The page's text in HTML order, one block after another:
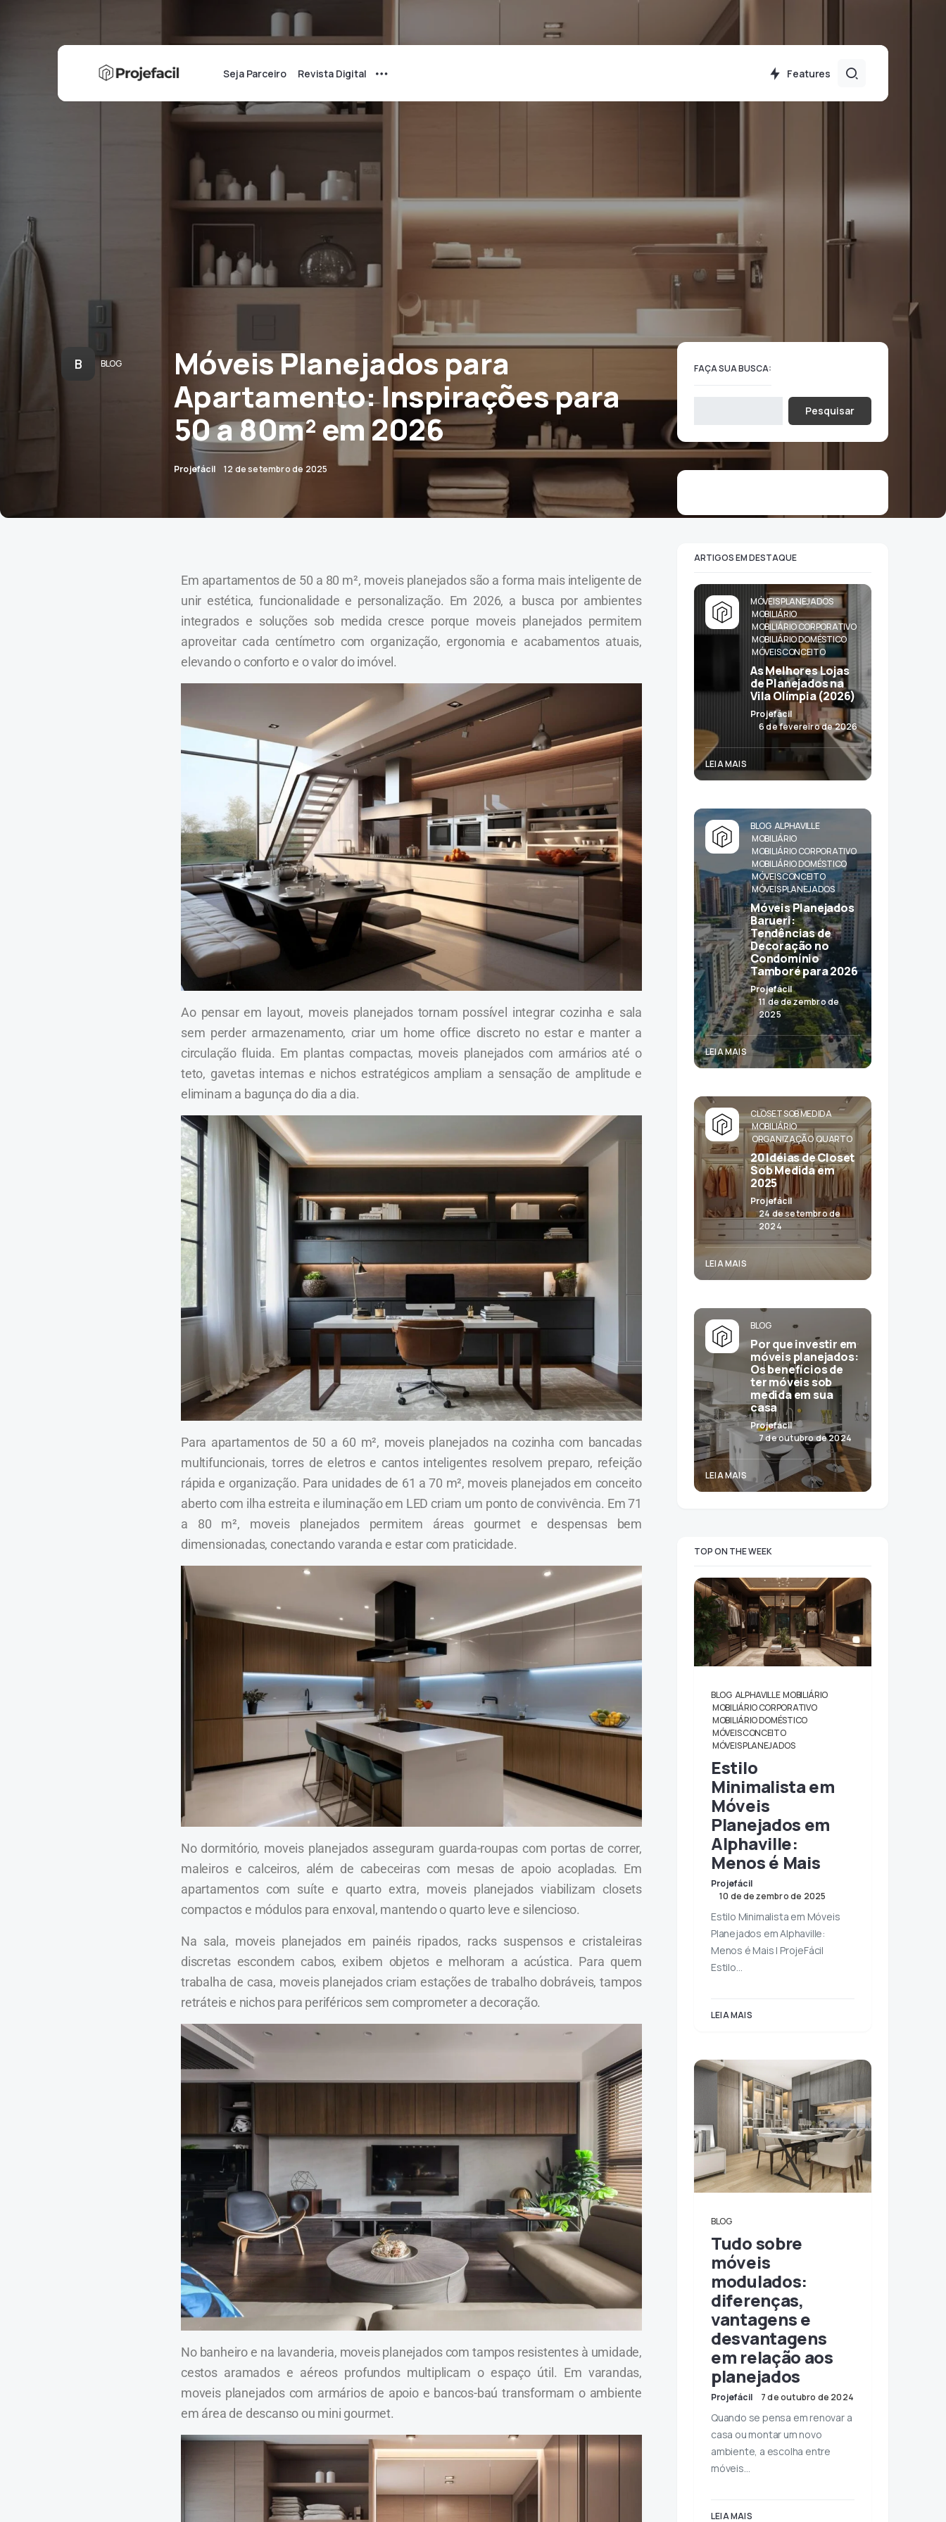
Seja Parceiro Revista Digital Features
B BLOG
Móveis Planejados para
Apartamento: Inspirações para
50 a 80m² em 2026
Projefácil 12 de setembro de 2025
Em apartamentos de 50 a 80 m², moveis planejados são a forma mais inteligente de
unir estética, funcionalidade e personalização. Em 2026, a busca por ambientes
integrados e soluções sob medida cresce porque moveis planejados permitem
aproveitar cada centímetro com organização, ergonomia e acabamentos atuais,
elevando o conforto e o valor do imóvel.
Ao pensar em layout, moveis planejados tornam possível integrar cozinha e sala
sem perder armazenamento, criar um home office discreto no estar e manter a
circulação fluida. Em plantas compactas, moveis planejados com armários até o
teto, gavetas internas e nichos estratégicos ampliam a sensação de amplitude e
eliminam a bagunça do dia a dia.
Para apartamentos de 50 a 60 m², moveis planejados na cozinha com bancadas
multifuncionais, torres de eletros e cantos inteligentes resolvem preparo, refeição
rápida e organização. Para unidades de 61 a 70 m², moveis planejados em conceito
aberto com ilha estreita e iluminação em LED criam um ponto de convivência. Em 71
a 80 m², moveis planejados permitem áreas gourmet e despensas bem
dimensionadas, conectando varanda e estar com praticidade.
No dormitório, moveis planejados asseguram guarda-roupas com portas de correr,
maleiros e calceiros, além de cabeceiras com mesas de apoio acopladas. Em
apartamentos com suíte e quarto extra, moveis planejados viabilizam closets
compactos e módulos para enxoval, mantendo o quarto leve e silencioso.
Na sala, moveis planejados em painéis ripados, racks suspensos e cristaleiras
discretas escondem cabos, exibem objetos e melhoram a acústica. Para quem
trabalha de casa, moveis planejados criam estações de trabalho dobráveis, tampos
retráteis e nichos para periféricos sem comprometer a decoração.
No banheiro e na lavanderia, moveis planejados com tampos resistentes à umidade,
cestos aramados e aéreos profundos multiplicam o espaço útil. Em varandas,
moveis planejados com armários de apoio e bancos-baú transformam o ambiente
em área de descanso ou mini gourmet.
FAÇA SUA BUSCA:
Pesquisar
ARTIGOS EM DESTAQUE
MÓVEIS PLANEJADOS
MOBILIÁRIO
MOBILIÁRIO CORPORATIVO
MOBILIÁRIO DOMÉSTICO
MÓVEIS CONCEITO
As Melhores Lojas
de Planejados na
Vila Olímpia (2026)
Projefácil
6 de fevereiro de 2026
LEIA MAIS
BLOG ALPHAVILLE
MOBILIÁRIO
MOBILIÁRIO CORPORATIVO
MOBILIÁRIO DOMÉSTICO
MÓVEIS CONCEITO
MÓVEIS PLANEJADOS
Móveis Planejados
Barueri:
Tendências de
Decoração no
Condomínio
Tamboré para 2026
Projefácil
11 de dezembro de
2025
LEIA MAIS
CLOSET SOB MEDIDA
MOBILIÁRIO
ORGANIZAÇÃO QUARTO
20 Idéias de Closet
Sob Medida em
2025
Projefácil
24 de setembro de
2024
LEIA MAIS
BLOG
Por que investir em
móveis planejados:
Os benefícios de
ter móveis sob
medida em sua
casa
Projefácil
7 de outubro de 2024
LEIA MAIS
TOP ON THE WEEK
BLOG ALPHAVILLE MOBILIÁRIO
MOBILIÁRIO CORPORATIVO
MOBILIÁRIO DOMÉSTICO
MÓVEIS CONCEITO
MÓVEIS PLANEJADOS
Estilo
Minimalista em
Móveis
Planejados em
Alphaville:
Menos é Mais
Projefácil
10 de dezembro de 2025
Estilo Minimalista em Móveis
Planejados em Alphaville:
Menos é Mais | ProjeFácil
Estilo…
LEIA MAIS
BLOG
Tudo sobre
móveis
modulados:
diferenças,
vantagens e
desvantagens
em relação aos
planejados
Projefácil 7 de outubro de 2024
Quando se pensa em renovar a
casa ou montar um novo
ambiente, a escolha entre
móveis…
LEIA MAIS